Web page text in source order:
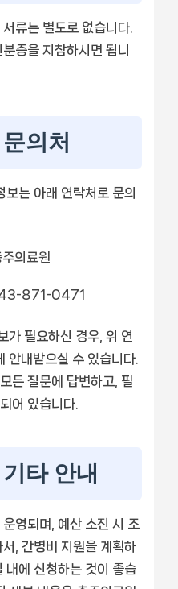
류는 별도로 없습니다.
증을 지참하시면 됩니
의처
는 아래 연락처로 문의
의료원
871-0471
가 필요하신 경우, 위 연
안내받으실 수 있습니다.
든 질문에 답변하고, 필
어 있습니다.
타 안내
영되며, 예산 소진 시 조
, 간병비 지원을 계획하
내에 신청하는 것이 좋습